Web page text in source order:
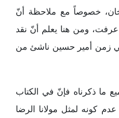
خصوصاً مع ملاحظة أنّ
ومن هنا يعلم أنّ نقد
زمن أمير حسين ناشئ من
ما ذكرناه فإنّ في الكتاب
كونه لمثل مولانا الرضا